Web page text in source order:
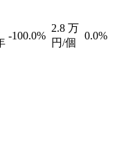
-100.0%
2.8 万
円/個
0.0%